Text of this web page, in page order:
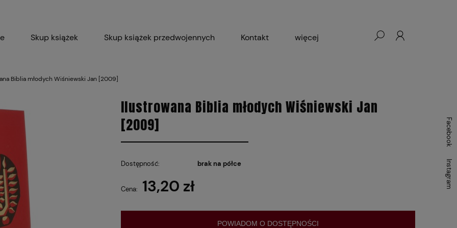
Skup książek Skup książek przedwojennych Kontakt więcej
Biblia młodych Wiśniewski Jan [2009]
Ilustrowana Biblia młodych Wiśniewski Jan
[2009]
Dostępność: brak na półce
Cena: 13,20 zł
POWIADOM O DOSTĘPNOŚCI
Facebook
Instagram